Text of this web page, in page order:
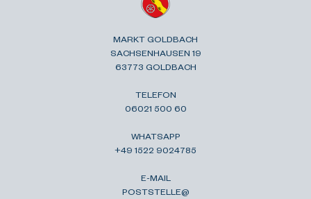
MARKT GOLDBACH
SACHSENHAUSEN 19
63773 GOLDBACH
TELEFON
06021 500 60
WHATSAPP
+49 1522 9024785
E-MAIL
POSTSTELLE@